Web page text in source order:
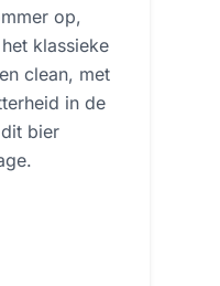
op,
klassieke
clean, met
in de
bier